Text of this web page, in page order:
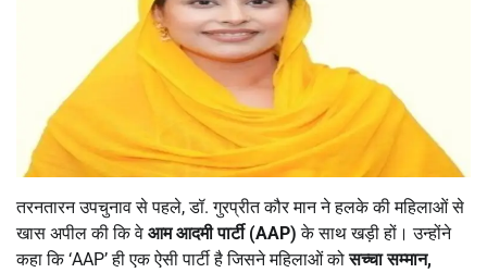
तरनतारन उपचुनाव से पहले, डॉ. गुरप्रीत कौर मान ने हलके की महिलाओं से
खास अपील की कि वे आम आदमी पार्टी (AAP) के साथ खड़ी हों। उन्होंने
कहा कि ‘AAP’ ही एक ऐसी पार्टी है जिसने महिलाओं कोसच्चा सम्मान,